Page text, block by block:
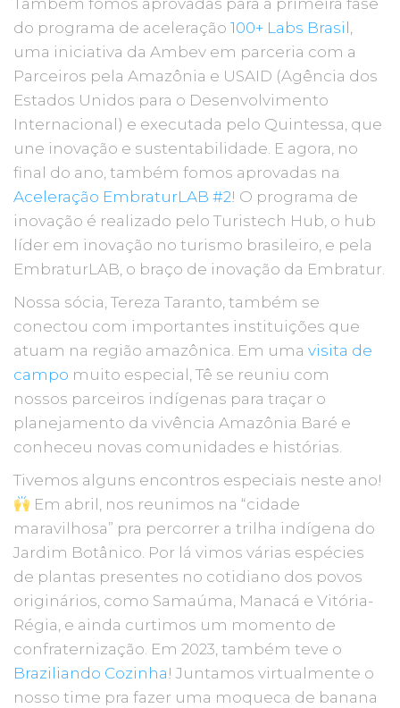
Também fomos aprovadas para a primeira fase
do programa de aceleração 100+ Labs Brasil ,
uma iniciativa da Ambev em parceria com a
Parceiros pela Amazônia e USAID (Agência dos
Estados Unidos para o Desenvolvimento
Internacional) e executada pelo Quintessa, que
une inovação e sustentabilidade. E agora, no
final do ano, também fomos aprovadas na
Aceleração EmbraturLAB #2! O programa de
inovação é realizado pelo Turistech Hub, o hub
líder em inovação no turismo brasileiro, e pela
EmbraturLAB, o braço de inovação da Embratur.
Nossa sócia, Tereza Taranto, também se
conectou com importantes instituições que
atuam na região amazônica. Em uma visita de
campo muito especial, Tê se reuniu com
nossos parceiros indígenas para traçar o
planejamento da vivência Amazônia Baré e
conheceu novas comunidades e histórias.
Tivemos alguns encontros especiais neste ano!
Em abril, nos reunimos na “cidade
maravilhosa” pra percorrer a trilha indígena do
Jardim Botânico. Por lá vimos várias espécies
de plantas presentes no cotidiano dos povos
originários, como Samaúma, Manacá e Vitória-
Régia, e ainda curtimos um momento de
confraternização. Em 2023, também teve o
Braziliando Cozinha! Juntamos virtualmente o
nosso time pra fazer uma moqueca de banana